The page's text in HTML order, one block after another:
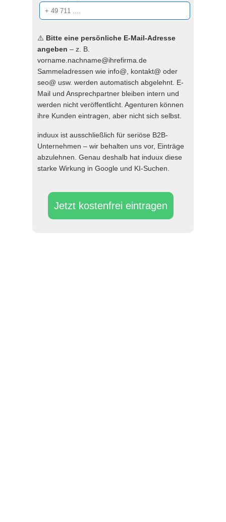
Jetzt kostenfrei eintragen
⚠️ Bitte eine persönliche E-Mail-Adresse
angeben – z. B.
vorname.nachname@ihrefirma.de
Sammeladressen wie info@, kontakt@ oder
seo@ usw. werden automatisch abgelehnt. E-
Mail und Ansprechpartner bleiben intern und
werden nicht veröffentlicht. Agenturen können
ihre Kunden eintragen, aber nicht sich selbst.
induux ist ausschließlich für seriöse B2B-
Unternehmen – wir behalten uns vor, Einträge
abzulehnen. Genau deshalb hat induux diese
starke Wirkung in Google und KI-Suchen.